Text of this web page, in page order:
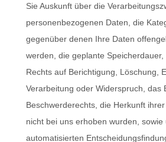
Sie Auskunft über die
personenbezogenen Daten, die
gegenüber denen Ihre Daten
werden, die geplante
Rechts auf Berichtigung, Löschung,
Verarbeitung oder Widerspruch, das
Beschwerderechts, die Herkunft
nicht bei uns erhoben wurden,
automatisierten